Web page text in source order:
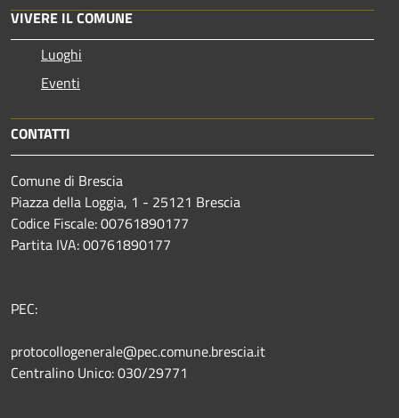
VIVERE IL COMUNE
Luoghi
Eventi
CONTATTI
Comune di Brescia
Piazza della Loggia, 1 - 25121 Brescia
Codice Fiscale: 00761890177
Partita IVA: 00761890177
PEC:
protocollogenerale@pec.comune.brescia.it
Centralino Unico: 030/29771